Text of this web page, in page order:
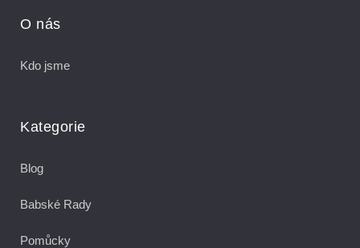
O nás
Kdo jsme
Kategorie
Blog
Babské Rady
Pomůcky